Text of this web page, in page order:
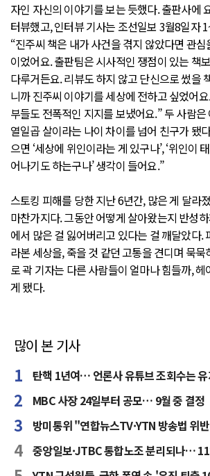
자인 자신의 이야기를 보는 듯했다. 출판사에
터뷰했고, 인터뷰 기사는 조선일보 3월8일자
“진주씨 책은 내가 사건을 겪지 않았다면 관
이었어요. 출판팀은 시사적인 쟁점이 있는 책
다루거든요. 리뷰도 하지 않고 단신으로 썼을
니까 진주씨 이야기를 세상에 전하고 싶었어
부들도 전폭적인 지지를 보냈어요.” 두 사람
열일곱 살이라는 나이 차이를 넘어 친구가 됐
으면 ‘세상에 위인이라는 게 있구나’, ‘위인이
어나기도 하는구나’ 생각이 들어요.”
스토킹 피해를 당한 지난 6년간, 많은 게 달라
마찬가지다. 그동안 어떻게 살아왔는지 반성
에서 많은 걸 잃어버리고 있다는 걸 깨달았다.
라본 세상을, 죽을 것 같던 고통을 견디며 묵
로 곽 기자는 다른 사람들이 얼마나 힘들까,
게 됐다.
많이 본 기사
탄핵 1년여… 언론사 유튜브 조회수는
MBC 사장 24일부터 공모… 9월 중 결정
방미통위 "연합뉴스TV·YTN 방송법 위
중앙일보·JTBC 통합노조 분리되나…